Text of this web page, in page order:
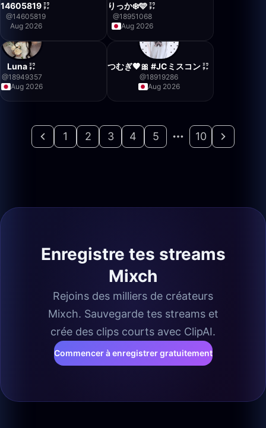
14605819
@14605819
Aug 2026
りっか❄️🩵
@18951068
Aug 2026
Luna
@18949357
Aug 2026
つむぎ🤎🎀 #JCミスコン
@18919286
Aug 2026
1 2 3 4 5 10
Enregistre tes streams
Mixch
Rejoins des milliers de créateurs
Mixch. Sauvegarde tes streams et
crée des clips courts avec ClipAI.
Commencer à enregistrer gratuitement